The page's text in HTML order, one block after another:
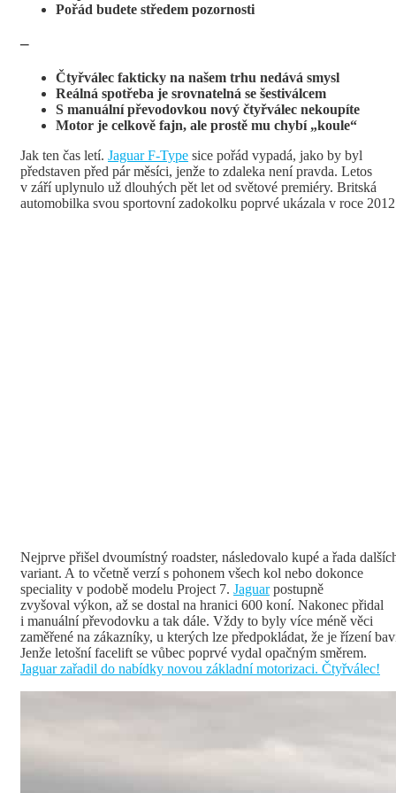
Pořád budete středem pozornosti
–
Čtyřválec fakticky na našem trhu nedává smysl
Reálná spotřeba je srovnatelná se šestiválcem
S manuální převodovkou nový čtyřválec nekoupíte
Motor je celkově fajn, ale prostě mu chybí „koule“
Jak ten čas letí. Jaguar F-Type sice pořád vypadá, jako by byl
představen před pár měsíci, jenže to zdaleka není pravda. Letos
v září uplynulo už dlouhých pět let od světové premiéry. Britská
automobilka svou sportovní zadokolku poprvé ukázala v roce
Nejprve přišel dvoumístný roadster, následovalo kupé a řada
variant. A to včetně verzí s pohonem všech kol nebo dokonce
speciality v podobě modelu Project 7. Jaguarpostupně
zvyšoval výkon, až se dostal na hranici 600 koní. Nakonec přidal
i manuální převodovku a tak dále. Vždy to byly více méně věci
zaměřené na zákazníky, u kterých lze předpokládat, že je řízení
Jenže letošní facelift se vůbec poprvé vydal opačným směrem.
Jaguar zařadil do nabídky novou základní motorizaci. Čtyřválec!